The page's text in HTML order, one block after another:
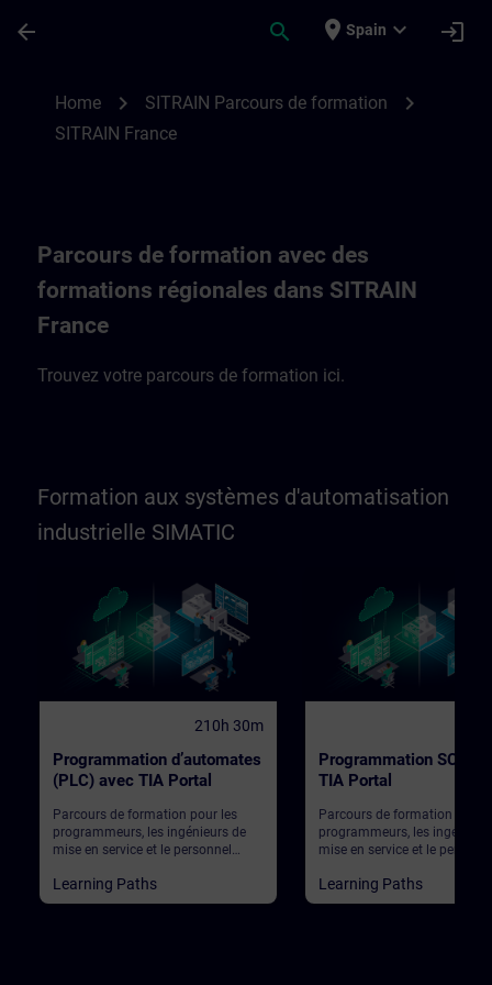
arrow_back search place Spain expand_more login
Home chevron_right SITRAIN Parcours de formation chevron_right
SITRAIN France
Parcours de formation avec des
formations régionales dans SITRAIN
France
Trouvez votre parcours de formation ici.
Formation aux systèmes d'automatisation
industrielle SIMATIC
210h 30m
Programmation d’automates
(PLC) avec TIA Portal
Parcours de formation pour les
programmeurs, les ingénieurs de
mise en service et le personnel
Learning Paths
Programmation SCL
TIA Portal
Parcours de formation pour
programmeurs, les
mise en service et le
Learning Paths